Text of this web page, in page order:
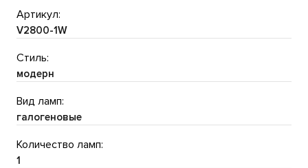
Артикул:
V2800-1W
Стиль:
модерн
Вид ламп:
галогеновые
Количество ламп:
1